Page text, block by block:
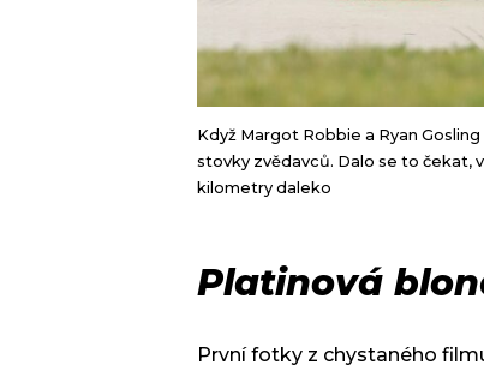
Když Margot Robbie a Ryan
stovky zvědavců. Dalo se to čekat,
kilometry daleko
Platinová
První fotky z chystaného